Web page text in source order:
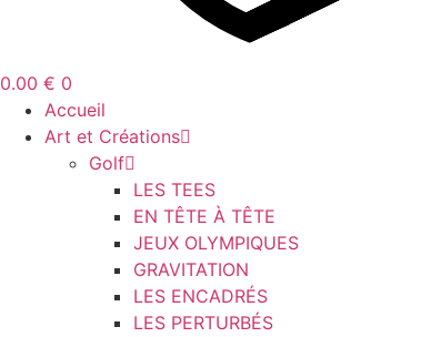
0.00 € 0
Accueil
Art et Créations
Golf
LES TEES
EN TÊTE À TÊTE
JEUX OLYMPIQUES
GRAVITATION
LES ENCADRÉS
LES PERTURBÉS